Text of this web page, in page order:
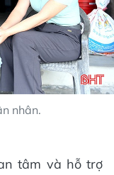
nhân.
tâm và hỗ trợ